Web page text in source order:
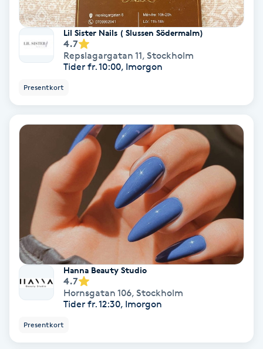
K18
Katun fransar
Kinesisk medicin
Kiropraktik
Klangmassage
Klippning & Slingor
Klippning ungdom
Lil Sister Nails ( Slussen Södermalm)
4.7
Repslagargatan 11, Stockholm
Tider fr. 10:00, Imorgon
Presentkort
Hanna Beauty Studio
4.7
Hornsgatan 106, Stockholm
Tider fr. 12:30, Imorgon
Presentkort